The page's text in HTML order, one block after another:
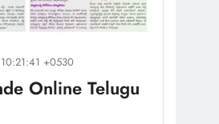
+0530
Online Telugu